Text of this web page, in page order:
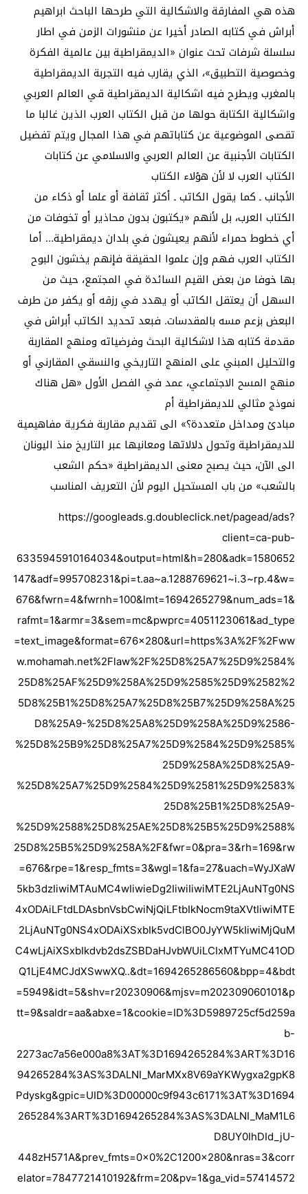
هذه هي المفارقة والاشكالية التي طرحها الباحث ابراهيم
أبراش في كتابه الصادر أخيرا عن منشورات الزمن في اطار
سلسلة شرفات تحت عنوان «الديمقراطية بين عالمية الفكرة
وخصوصية التطبيق»، الذي يقارب فيه التجربة الديمقراطية
بالمغرب ويطرح فيه اشكالية الديمقراطية قي العالم العربي
واشكالية الكتابة حولها من قبل الكتاب العرب الذين غالبا ما
تقصى الموضوعية عن كتاباتهم في هذا المجال ويتم تفضيل
الكتابات الأجنبية عن العالم العربي والاسلامي عن كتابات
الكتاب العرب لا لأن هؤلاء الكتاب
الأجانب ـ كما يقول الكاتب ـ أكثر ثقافة أو علما أو ذكاء من
الكتاب العرب، بل لأنهم «يكتبون بدون محاذير أو تخوفات من
أي خطوط حمراء لأنهم يعيشون في بلدان ديمقراطية… أما
الكتاب العرب فهم وإن علموا الحقيقة فإنهم يخشون البوح
بها خوفا من بعض القيم السائدة في المجتمع، حيث من
السهل أن يعتقل الكاتب أو يهدد في رزقه أو يكفر من طرف
البعض بزعم مسه بالمقدسات. فبعد تحديد الكاتب أبراش في
مقدمة كتابه هذا لاشكالية البحث وفرضياته ومنهج المقاربة
والتحليل المبني على المنهج التاريخي والنسقي المقارني أو
منهج المسح الاجتماعي، عمد في الفصل الأول «هل هناك
نموذج مثالي للديمقراطية أم
مبادئ ومداخل متعددة؟» الى تقديم مقاربة فكرية مفاهيمية
للديمقراطية وتحول دلالاتها ومعانيها عبر التاريخ منذ اليونان
الى الآن، حيث يصبح معنى الديمقراطية «حكم الشعب
بالشعب» من باب المستحيل اليوم لأن التعريف المناسب
https://googleads.g.doubleclick.net/pagead/ads?
client=ca-pub-
6335945910164034&output=html&h=280&adk=1580652
147&adf=995708231&pi=t.aa~a.1288769621~i.3~rp.4&w=
676&fwrn=4&fwrnh=100&lmt=1694265279&num_ads=1&
rafmt=1&armr=3&sem=mc&pwprc=4051123061&ad_type
=text_image&format=676×280&url=https%3A%2F%2Fww
w.mohamah.net%2Flaw%2F%25D8%25A7%25D9%2584%
25D8%25AF%25D9%258A%25D9%2585%25D9%2582%2
5D8%25B1%25D8%25A7%25D8%25B7%25D9%258A%25
D8%25A9-%25D8%25A8%25D9%258A%25D9%2586-
%25D8%25B9%25D8%25A7%25D9%2584%25D9%2585%
25D9%258A%25D8%25A9-
%25D8%25A7%25D9%2584%25D9%2581%25D9%2583%
25D8%25B1%25D8%25A9-
%25D9%2588%25D8%25AE%25D8%25B5%25D9%2588%
25D8%25B5%25D9%258A%2F&fwr=0&pra=3&rh=169&rw
=676&rpe=1&resp_fmts=3&wgl=1&fa=27&uach=WyJXaW
5kb3dzIiwiMTAuMC4wIiwieDg2IiwiIiwiMTE2LjAuNTg0NS
4xODAiLFtdLDAsbnVsbCwiNjQiLFtbIkNocm9taXVtIiwiMTE
2LjAuNTg0NS4xODAiXSxbIk5vdClBO0JyYW5kIiwiMjQuM
C4wLjAiXSxbIkdvb2dsZSBDaHJvbWUiLCIxMTYuMC41OD
Q1LjE4MCJdXSwwXQ..&dt=1694265286560&bpp=4&bdt
=5949&idt=5&shv=r20230906&mjsv=m202309060101&p
tt=9&saldr=aa&abxe=1&cookie=ID%3D5989725cf5d259a
b-
2273ac7a56e000a8%3AT%3D1694265284%3ART%3D16
94265284%3AS%3DALNI_MarMXx8V69aYKWygxa2gpK8
Pdyskg&gpic=UID%3D00000c9f943c6171%3AT%3D1694
265284%3ART%3D1694265284%3AS%3DALNI_MaM1L6
D8UY0IhDId_jU-
448zH571A&prev_fmts=0x0%2C1200x280&nras=3&corr
elator=7847721410192&frm=20&pv=1&ga_vid=57414572